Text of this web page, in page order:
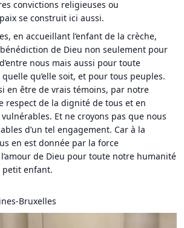
convictions religieuses ou
se construit ici aussi.
en accueillant l’enfant de la crèche,
de Dieu non seulement pour
nous mais aussi pour toute
qu’elle soit, et pour tous peuples.
en être de vrais témoins, par notre
respect de la dignité de tous et en
Et ne croyons pas que nous
d’un tel engagement. Car à la
en est donnée par la force
de Dieu pour toute notre humanité
petit enfant.
Bruxelles